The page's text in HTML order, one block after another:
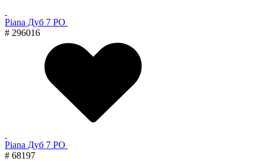
Piana Дуб 7 PO
# 296016
Piana Дуб 7 PO
# 68197